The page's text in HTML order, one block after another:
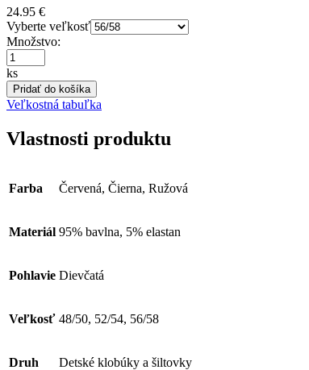
24.95 €
Vyberte veľkosť
Množstvo:
ks
Pridať do košíka
Veľkostná tabuľka
Vlastnosti produktu
Farba Červená, Čierna, Ružová
Materiál 95% bavlna, 5% elastan
Pohlavie Dievčatá
Veľkosť 48/50, 52/54, 56/58
Druh Detské klobúky a šiltovky